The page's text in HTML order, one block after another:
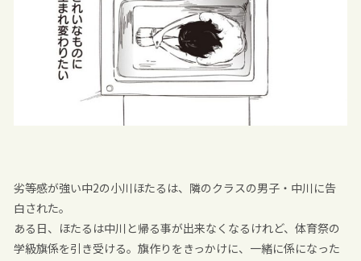
劣等感が強い中2の小川ほたるは、隣のクラスの男子・中川に告
白された。
ある日、ほたるは中川と帰る事が出来なくなるけれど、体育祭の
学級旗係を引き受ける。旗作りをきっかけに、一緒に係になった